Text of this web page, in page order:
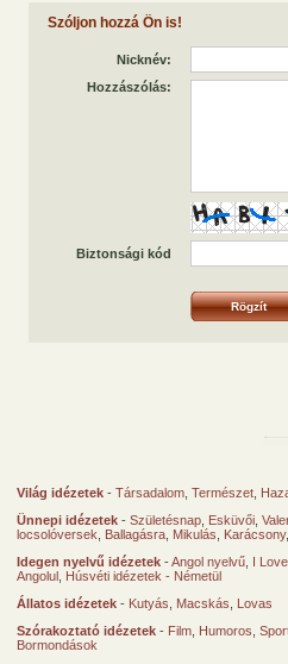
Szóljon hozzá Ön is!
Nicknév:
Hozzászólás:
Biztonsági kód
Világ idézetek - Társadalom Természet
Ünnepi idézetek - Születésnap Esküvői
locsolóversek
Ballagásra Mikulás Karácsony
Idegen nyelvű idézetek -Angol nyelvű I
Angolul Húsvéti idézetek - Németül
Állatos idézetek - Kutyás Macskás
Lovas
Szórakoztató idézetek - Film Humoros
Bormondások